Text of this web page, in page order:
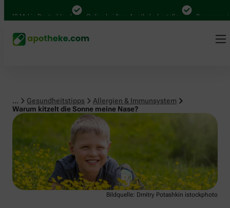
Mal in Deutschland Online bei Ihrer Apotheke bestellen Bequem
... Gesundheitstipps
Allergien & Immunsystem
Warum kitzelt die Sonne meine Nase?
Allergien & Immunsystem
Bildquelle: Dmitry Potashkin istockphoto